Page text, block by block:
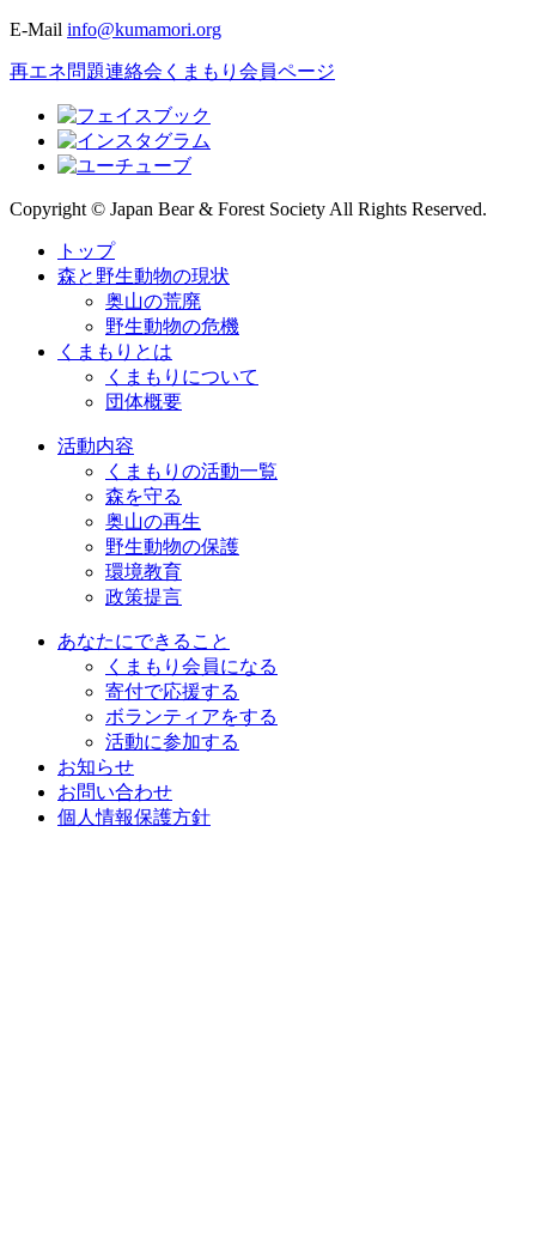
E-Mail info@kumamori.org
再エネ問題連絡会 くまもり会員ページ
Copyright © Japan Bear & Forest Society All Rights Reserved.
トップ
森と野生動物の現状
奥山の荒廃
野生動物の危機
くまもりとは
くまもりについて
団体概要
活動内容
くまもりの活動一覧
森を守る
奥山の再生
野生動物の保護
環境教育
政策提言
あなたにできること
くまもり会員になる
寄付で応援する
ボランティアをする
活動に参加する
お知らせ
お問い合わせ
個人情報保護方針